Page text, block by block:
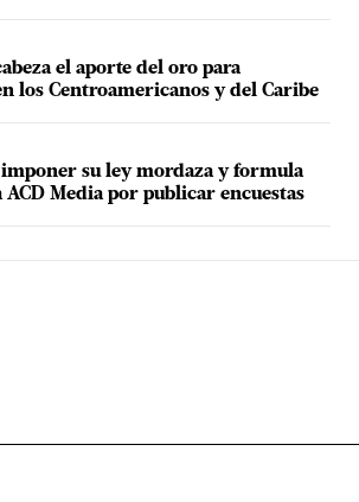
el aporte del oro para
los Centroamericanos y del Caribe
imponer su ley mordaza y formula
Media por publicar encuestas